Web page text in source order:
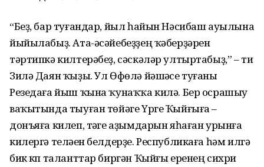
“Беҙ, бар туғандар, йыл һайын Нәсибаш ауылына
йыйылабыҙ. Ата-әсәйебеҙҙең ҡәберҙәрен
тәртипкә килтерәбеҙ, сәскәләр ултыртабыҙ,” – ти
Зилә Даян ҡыҙы. Ул Өфөлә йәшәүсе туғаны
Резедаға йыш ҡына ҡунаҡҡа килә. Бер осрашыу
ваҡытында тыуған төйәге Үрге Ҡыйғыға –
донъяға килеп, тәүге аҙымдарын яһаған урынға
килергә теләүен белдерҙе. Республикаға һәм илгә
бик күп таланттар биргән Ҡыйғы еренең сихри